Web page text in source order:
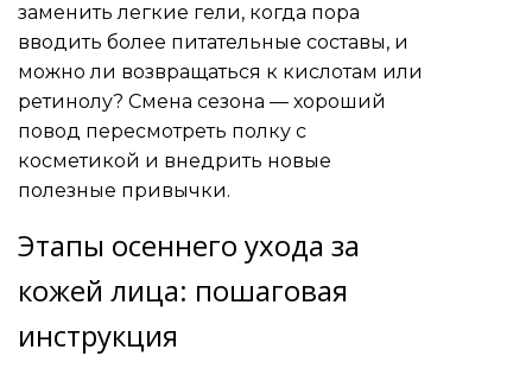
заменить легкие гели, когда пора
вводить более питательные составы, и
можно ли возвращаться к кислотам или
ретинолу? Смена сезона — хороший
повод пересмотреть полку с
косметикой и внедрить новые
полезные привычки.
Этапы осеннего ухода за
кожей лица: пошаговая
инструкция